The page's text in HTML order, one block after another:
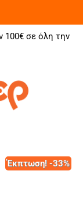
100€ σε όλη την
Έκπτωση! -33%